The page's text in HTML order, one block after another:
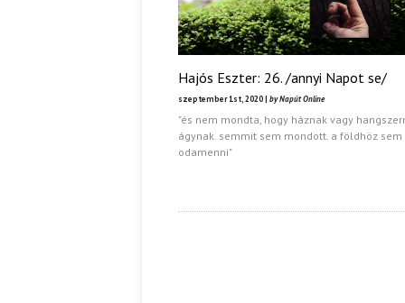
Hajós Eszter: 26. /annyi Napot se/
szeptember 1st, 2020 | by Napút Online
"és nem mondta, hogy háznak vagy
ágynak. semmit sem mondott. a földhöz
odamenni"